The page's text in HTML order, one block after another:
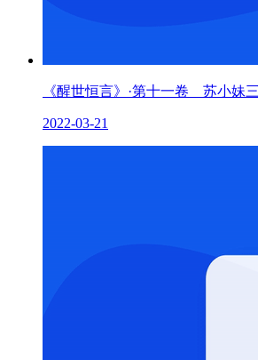
《醒世恒言》·第十一卷 苏小妹
2022-03-21